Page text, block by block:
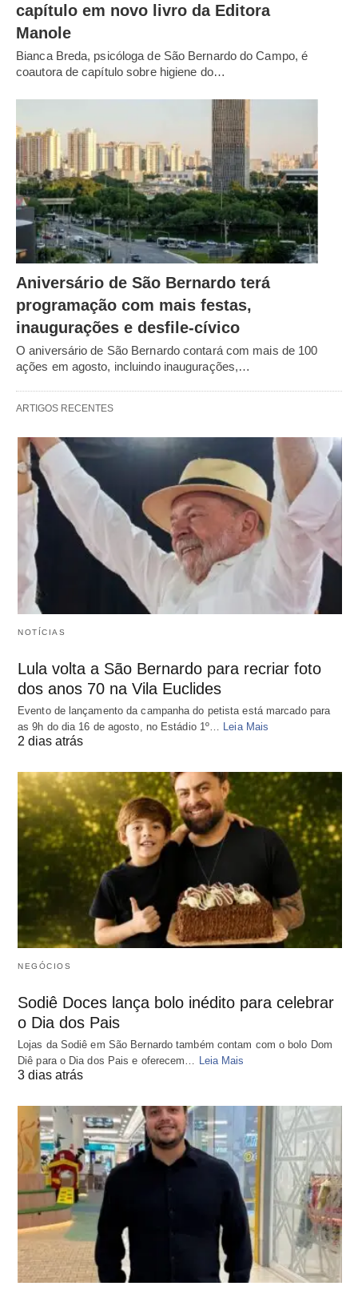
capítulo em novo livro da Editora
Manole
Bianca Breda, psicóloga de São Bernardo do Campo, é
coautora de capítulo sobre higiene do…
Aniversário de São Bernardo terá
programação com mais festas,
inaugurações e desfile-cívico
O aniversário de São Bernardo contará com mais de 100
ações em agosto, incluindo inaugurações,…
ARTIGOS RECENTES
NOTÍCIAS
Lula volta a São Bernardo para recriar foto
dos anos 70 na Vila Euclides
Evento de lançamento da campanha do petista está marcado para
as 9h do dia 16 de agosto, no Estádio 1º…
Leia Mais
2 dias atrás
NEGÓCIOS
Sodiê Doces lança bolo inédito para celebrar
o Dia dos Pais
Lojas da Sodiê em São Bernardo também contam com o bolo Dom
Diê para o Dia dos Pais e oferecem… Leia Mais
3 dias atrás